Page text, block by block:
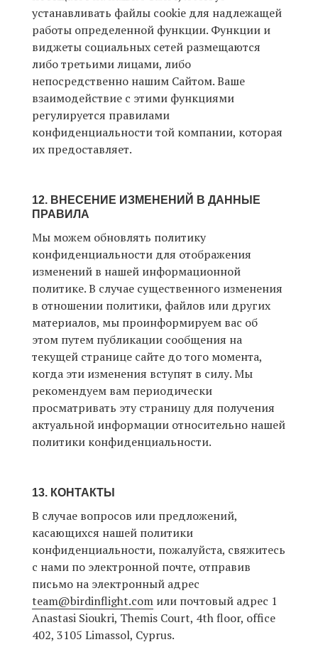
устанавливать файлы cookie для надлежащей
работы определенной функции. Функции и
виджеты социальных сетей размещаются
либо третьими лицами, либо
непосредственно нашим Сайтом. Ваше
взаимодействие с этими функциями
регулируется правилами
конфиденциальности той компании, которая
их предоставляет.
12. ВНЕСЕНИЕ ИЗМЕНЕНИЙ В ДАННЫЕ
ПРАВИЛА
Мы можем обновлять политику
конфиденциальности для отображения
изменений в нашей информационной
политике. В случае существенного изменения
в отношении политики, файлов или других
материалов, мы проинформируем вас об
этом путем публикации сообщения на
текущей странице сайте до того момента,
когда эти изменения вступят в силу. Мы
рекомендуем вам периодически
просматривать эту страницу для получения
актуальной информации относительно нашей
политики конфиденциальности.
13. КОНТАКТЫ
В случае вопросов или предложений,
касающихся нашей политики
конфиденциальности, пожалуйста, свяжитесь
с нами по электронной почте, отправив
письмо на электронный адрес
team@birdinflight.com или почтовый адрес 1
Anastasi Sioukri, Themis Court, 4th floor, office
402, 3105 Limassol, Cyprus.